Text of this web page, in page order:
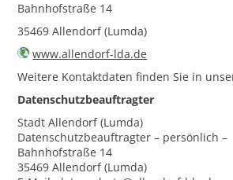
Bahnhofstraße 14
35469 Allendorf (Lumda)
www.allendorf-lda.de
Weitere Kontaktdaten finden Sie in
Datenschutzbeauftragter
Stadt Allendorf (Lumda)
Datenschutzbeauftragter – persönlich –
Bahnhofstraße 14
35469 Allendorf (Lumda)